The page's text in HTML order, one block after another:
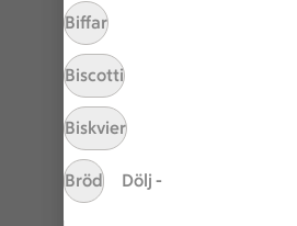
Biffar
Biscotti
Biskvier
Bröd Dölj -